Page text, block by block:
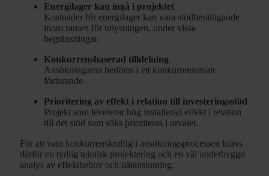
Energilager kan ingå i projektet
Kostnader för energilager kan vara stödberättigande
inom ramen för utlysningen, under vissa
begränsningar.
Konkurrensbaserad tilldelning
Ansökningarna bedöms i ett konkurrensutsatt
förfarande.
Prioritering av effekt i relation till investeringsstöd
Projekt som levererar hög installerad effekt i relation
till det stöd som söks prioriteras i urvalet.
För att vara konkurrenskraftig i ansökningsprocessen krävs
därför en tydlig teknisk projektering och en väl underbyggd
analys av effektbehov och nätanslutning.